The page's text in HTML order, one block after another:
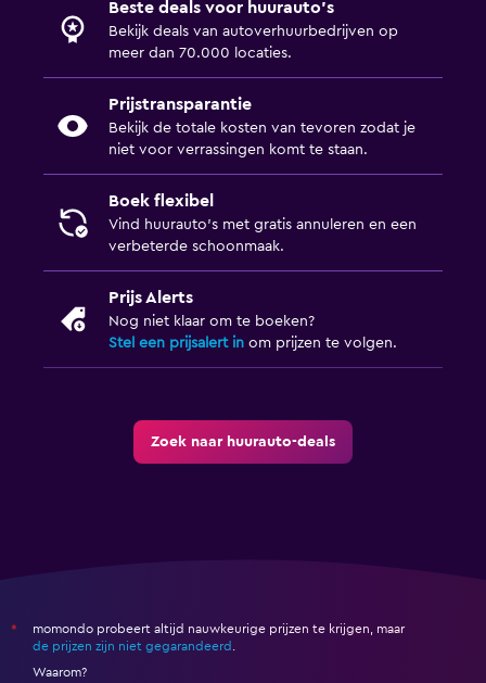
Beste deals voor huurauto's
Bekijk deals van autoverhuurbedrijven op
meer dan 70.000 locaties.
Prijstransparantie
Bekijk de totale kosten van tevoren zodat je
niet voor verrassingen komt te staan.
Boek flexibel
Vind huurauto's met gratis annuleren en een
verbeterde schoonmaak.
Prijs Alerts
Nog niet klaar om te boeken?
Stel een prijsalert in om prijzen te volgen.
Zoek naar huurauto-deals
*
momondo probeert altijd nauwkeurige prijzen te krijgen, maar
de prijzen zijn niet gegarandeerd .
Waarom?